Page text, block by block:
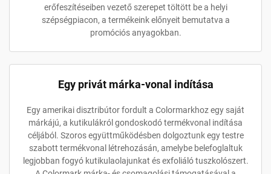
erőfeszítéseiben vezető szerepet töltött be a helyi
szépségpiacon, a termékeink előnyeit bemutatva a
promóciós anyagokban.
Egy privát márka-vonal indítása
Egy amerikai disztribútor fordult a Colormarkhoz egy saját
márkájú, a kutikulákról gondoskodó termékvonal indítása
céljából. Szoros együttműködésben dolgoztunk egy testre
szabott termékvonal létrehozásán, amelybe belefoglaltuk
legjobban fogyó kutikulaolajunkat és exfoliáló tuszkolószert.